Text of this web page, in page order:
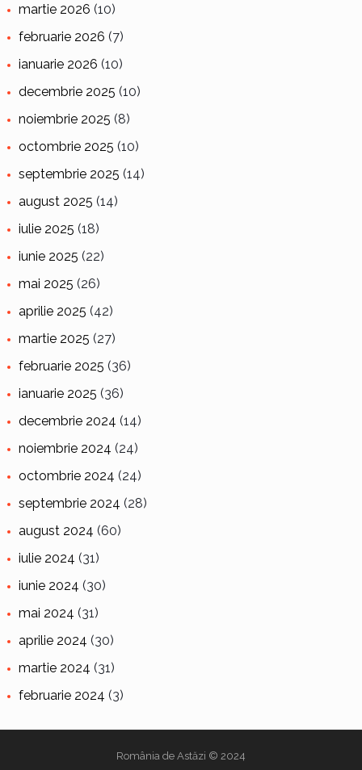
martie 2026 (10)
februarie 2026 (7)
ianuarie 2026 (10)
decembrie 2025 (10)
noiembrie 2025 (8)
octombrie 2025 (10)
septembrie 2025 (14)
august 2025 (14)
iulie 2025 (18)
iunie 2025 (22)
mai 2025 (26)
aprilie 2025 (42)
martie 2025 (27)
februarie 2025 (36)
ianuarie 2025 (36)
decembrie 2024 (14)
noiembrie 2024 (24)
octombrie 2024 (24)
septembrie 2024 (28)
august 2024 (60)
iulie 2024 (31)
iunie 2024 (30)
mai 2024 (31)
aprilie 2024 (30)
martie 2024 (31)
februarie 2024 (3)
România de Astăzi © 2024